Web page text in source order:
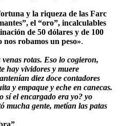
y la riqueza de las Farc
el “oro”, incalculables
de 50 dólares y de 100
robamos un peso».
rotas. Eso lo cogieron,
hay vividores y muere
diez doce contadores
y empaque y eche en canecas.
sí el encargado era yo? yo
mucha gente, metían las patas